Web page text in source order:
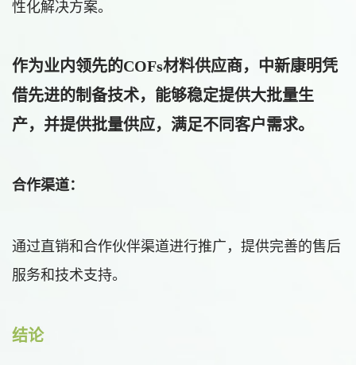
性化解决方案。
作为业内领先的COFs材料供应商，中新康明凭
借先进的制备技术，能够稳定提供大批量生
产，并提供批量供应，满足不同客户需求。
合作渠道：
通过直销和合作伙伴渠道进行推广，提供完善的售后
服务和技术支持。
结论